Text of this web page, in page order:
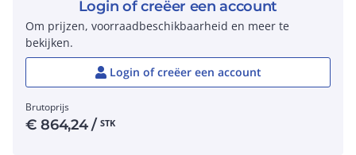
Login of creëer een account
Om prijzen, voorraadbeschikbaarheid en meer te
bekijken.
Login of creëer een account
Brutoprijs
€864,24/ STK